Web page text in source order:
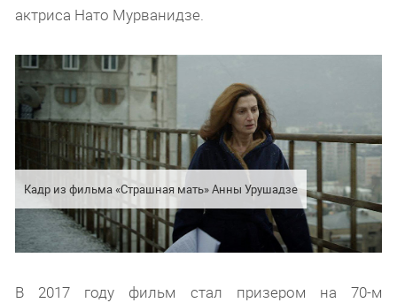
актриса Нато Мурванидзе.
Кадр из фильма «Страшная мать» Анны Урушадзе
В 2017 году фильм стал призером на 70-м